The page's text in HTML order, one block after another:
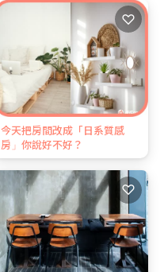
今天把房間改成「日系質感
房」你說好不好？
♡
♡